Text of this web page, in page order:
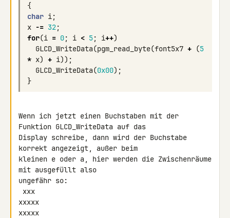
{
char i;
x -= 32;
for(i = 0; i < 5; i++)
GLCD_WriteData(pgm_read_byte(font5x7 + (5
* x) + i));
GLCD_WriteData(0x00);
}
Wenn ich jetzt einen Buchstaben mit der
Funktion GLCD_WriteData auf das
Display schreibe, dann wird der Buchstabe
korrekt angezeigt, außer beim
kleinen e oder a, hier werden die Zwischenräume
mit ausgefüllt also
ungefähr so:
xxxxx
xxxxx